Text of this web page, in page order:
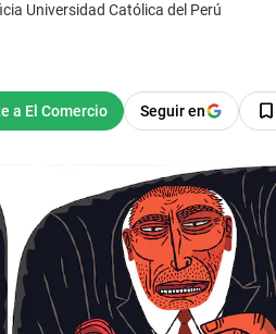
Universidad Católica del Perú
Seguir en